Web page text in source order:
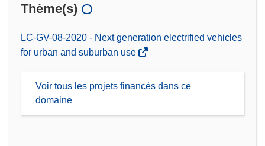
Thème(s)
LC-GV-08-2020 - Next generation electrified vehicles
for urban and suburban use
Voir tous les projets financés dans ce
domaine